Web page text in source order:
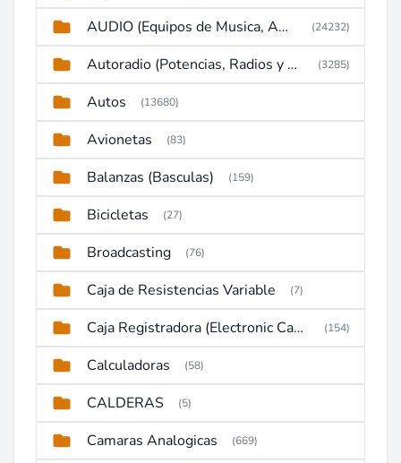
AUDIO (Equipos de Musica, Amplificadores, Reproductores, Etc) (24232)
Autoradio (Potencias, Radios y DVD) (3285)
Autos (13680)
Avionetas (83)
Balanzas (Basculas) (159)
Bicicletas (27)
Broadcasting (76)
Caja de Resistencias Variable (7)
Caja Registradora (Electronic Cash Register) (154)
Calculadoras (58)
CALDERAS (5)
Camaras Analogicas (669)